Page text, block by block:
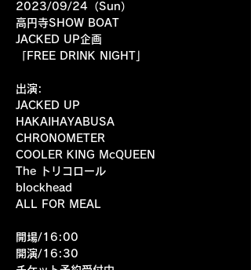
2023/09/24（Sun）
高円寺SHOW BOAT
JACKED UP企画
「FREE DRINK NIGHT」
出演:
JACKED UP
HAKAIHAYABUSA
CHRONOMETER
COOLER KING McQUEEN
The トリコロール
blockhead
ALL FOR MEAL
開場/16:00
開演/16:30